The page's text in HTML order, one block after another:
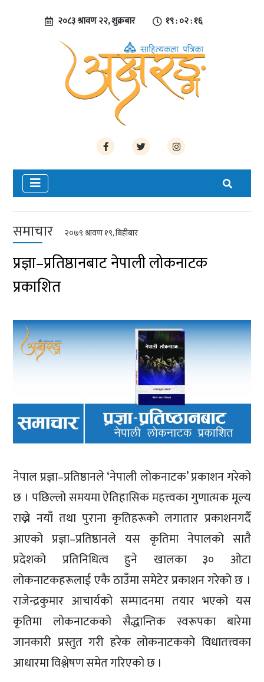
२०८३ श्रावण २२, शुक्रबार १९ : ०२ : १७
समाचार २०७९ श्रावण १९, बिहीबार
प्रज्ञा–प्रतिष्ठानबाट नेपाली लोकनाटक
प्रकाशित
नेपाल प्रज्ञा–प्रतिष्ठानले ‘नेपाली लोकनाटक’ प्रकाशन गरेको
छ । पछिल्लो समयमा ऐतिहासिक महत्त्वका गुणात्मक मूल्य
राख्ने नयाँ तथा पुराना कृतिहरूको लगातार प्रकाशनगर्दै
आएको प्रज्ञा–प्रतिष्ठानले यस कृतिमा नेपालको सातै
प्रदेशको प्रतिनिधित्व हुने खालका ३० ओटा
लोकनाटकहरूलाई एकै ठाउँमा समेटेर प्रकाशन गरेको छ ।
राजेन्द्रकुमार आचार्यको सम्पादनमा तयार भएको यस
कृतिमा लोकनाटकको सैद्धान्तिक स्वरूपका बारेमा
जानकारी प्रस्तुत गरी हरेक लोकनाटकको विधातत्त्वका
आधारमा विश्लेषण समेत गरिएको छ ।